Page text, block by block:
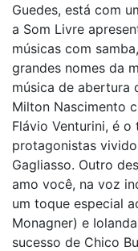
Guedes, está com
a Som Livre
músicas com
grandes nomes da
música de abertura
Milton Nascimento
Flávio Venturini, é o
protagonistas
Gagliasso. Outro
amo você, na voz
um toque especial
Monagner) e
sucesso de Chico